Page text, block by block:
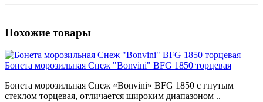
Похожие товары
Бонета морозильная Снеж "Bonvini" BFG 1850 торцевая
Бонета морозильная Снеж «Bonvini» BFG 1850 с гнутым
стеклом торцевая, отличается широким диапазоном ..